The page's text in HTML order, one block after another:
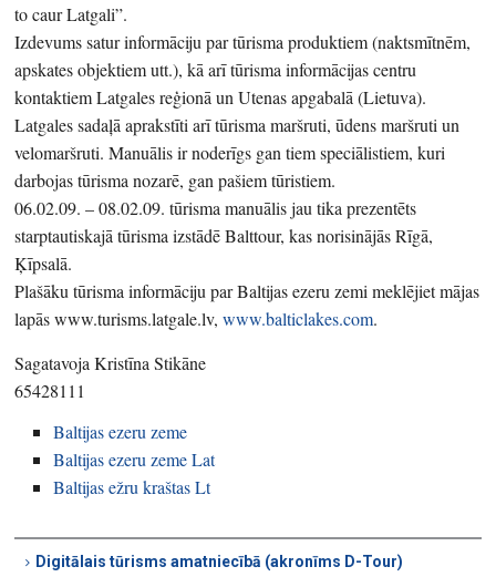
to caur Latgali”.
Izdevums satur informāciju par tūrisma produktiem (naktsmītnēm,
apskates objektiem utt.), kā arī tūrisma informācijas centru
kontaktiem Latgales reģionā un Utenas apgabalā (Lietuva).
Latgales sadaļā aprakstīti arī tūrisma maršruti, ūdens maršruti un
velomaršruti. Manuālis ir noderīgs gan tiem speciālistiem, kuri
darbojas tūrisma nozarē, gan pašiem tūristiem.
06.02.09. – 08.02.09. tūrisma manuālis jau tika prezentēts
starptautiskajā tūrisma izstādē Balttour, kas norisinājās Rīgā,
Ķīpsalā.
Plašāku tūrisma informāciju par Baltijas ezeru zemi meklējiet mājas
lapās www.turisms.latgale.lv,www.balticlakes.com.
Sagatavoja Kristīna Stikāne
65428111
Baltijas ezeru zeme
Baltijas ezeru zeme Lat
Baltijas ežru kraštas Lt
Digitālais tūrisms amatniecībā (akronīms D-Tour)